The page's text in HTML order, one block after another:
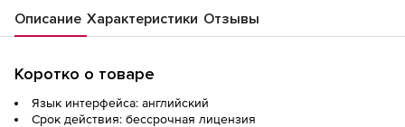
Описание Характеристики Отзывы
Коротко о товаре
Язык интерфейса: английский
Срок действия: бессрочная лицензия